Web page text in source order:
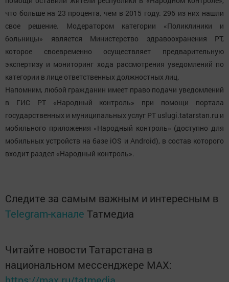
что больше на 23 процента, чем в 2015 году. 296 из них нашли
свое решение. Модератором категории «Поликлиники и
больницы» является Министерство здравоохранения РТ,
которое своевременно осуществляет предварительную
экспертизу и мониторинг хода рассмотрения уведомлений по
категории в лице ответственных должностных лиц.
Напомним, любой гражданин имеет право подачи уведомлений
в ГИС РТ «Народный контроль» при помощи портала
государственных и муниципальных услуг РТ uslugi.tatarstan.ru и
мобильного приложения «Народный контроль» (доступно для
мобильных устройств на базе iOS и Android), в состав которого
входит раздел «Народный контроль».
Следите за самым важным и интересным в
Telegram-канале Татмедиа
Читайте новости Татарстана в
национальном мессенджере MАХ: